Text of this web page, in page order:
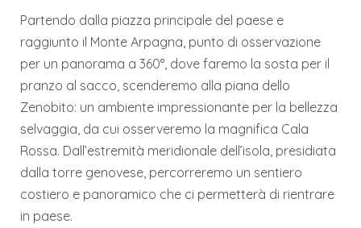
Partendo dalla piazza principale del paese e
raggiunto il Monte Arpagna, punto di osservazione
per un panorama a 360°, dove faremo la sosta per il
pranzo al sacco, scenderemo alla piana dello
Zenobito: un ambiente impressionante per la bellezza
selvaggia, da cui osserveremo la magnifica Cala
Rossa. Dall’estremità meridionale dell’isola, presidiata
dalla torre genovese, percorreremo un sentiero
costiero e panoramico che ci permetterà di rientrare
in paese.